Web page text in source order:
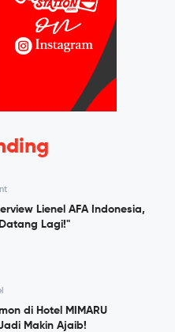
Lienel AFA Indonesia,
Lagi!"
di Hotel MIMARU
Makin Ajaib!